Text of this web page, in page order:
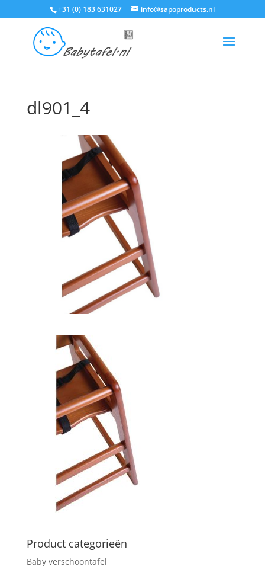
+31 (0) 183 631027 info@sapoproducts.nl
dl901_4
Product categorieën
Baby verschoontafel